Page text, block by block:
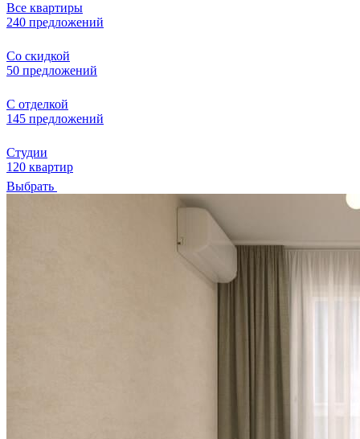
Все квартиры
240 предложений
Со скидкой
50 предложений
С отделкой
145 предложений
Студии
120 квартир
Выбрать